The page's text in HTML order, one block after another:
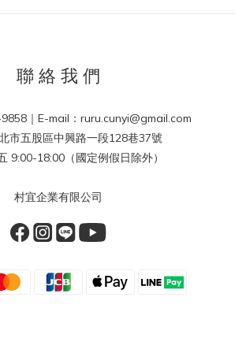
聯 絡 我 們
｜E-mail：ruru.cunyi@gmail.com
市五股區中興路一段128巷37號
9:00-18:00（國定例假日除外）
村宜企業有限公司